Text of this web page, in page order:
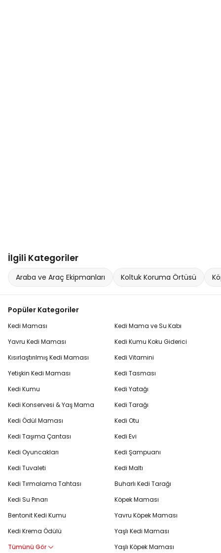
İlgili Kategoriler
Araba ve Araç Ekipmanları Koltuk Koruma Örtüsü
Popüler Kategoriler
Kedi Maması
Yavru Kedi Maması
Kısırlaştırılmış Kedi Maması
Yetişkin Kedi Maması
Kedi Kumu
Kedi Konservesi & Yaş Mama
Kedi Ödül Maması
Kedi Taşıma Çantası
Kedi Oyuncakları
Kedi Tuvaleti
Kedi Tırmalama Tahtası
Kedi Su Pınarı
Bentonit Kedi Kumu
Kedi Krema Ödülü
Tümünü Gör
Kedi Mama ve Su Kabı
Kedi Kumu Koku Giderici
Kedi Vitamini
Kedi Tasması
Kedi Yatağı
Kedi Tarağı
Kedi Otu
Kedi Evi
Kedi Şampuanı
Kedi Maltı
Buharlı Kedi Tarağı
Köpek Maması
Yavru Köpek Maması
Yaşlı Kedi Maması
Yaşlı Köpek Maması